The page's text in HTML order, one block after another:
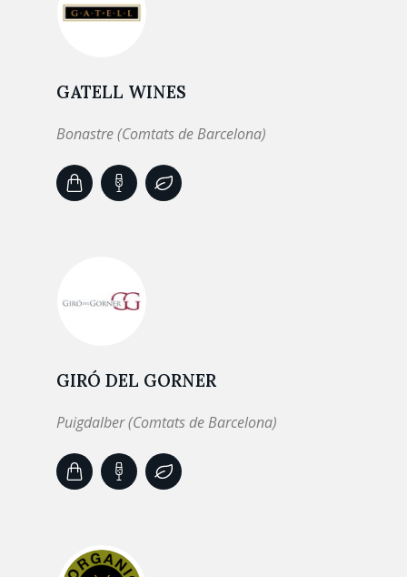
GATELL WINES
Bonastre (Comtats de Barcelona)
GIRÓ DEL GORNER
Puigdalber (Comtats de Barcelona)